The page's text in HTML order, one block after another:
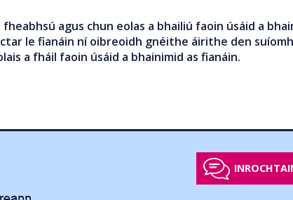
agus chun eolas a bhailiú faoin úsáid a
le fianáin ní oibreoidh gnéithe áirithe den
a fháil faoin úsáid a bhainimid as fianáin.